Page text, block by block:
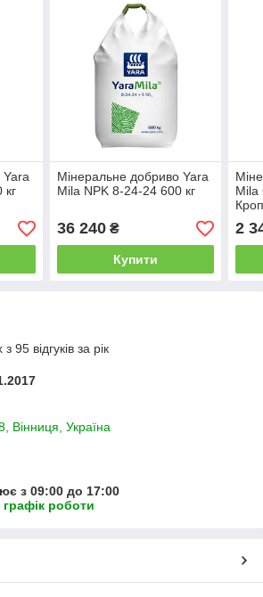
Yara
кг
Мінеральне добриво Yara
Mila NPK 8-24-24 600 кг
36 240₴
Купити
Mila
2
95 відгуків за рік
Вінниця, Україна
з 09:00 до 17:00
роботи